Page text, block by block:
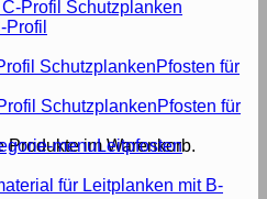
Produkte im Warenkorb.
Pfosten für
Pfosten für
Leitpfosten